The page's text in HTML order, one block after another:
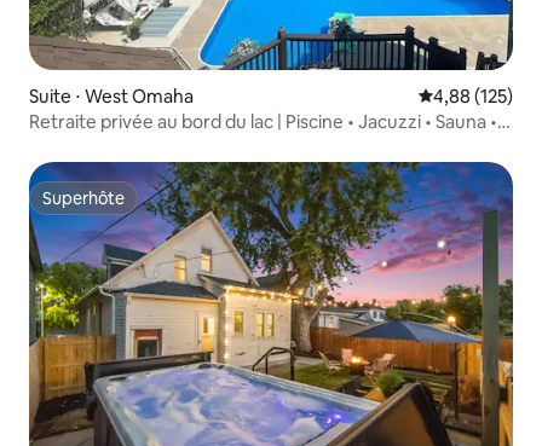
Suite ⋅ West Omaha Évaluation
4,88 (125)
Retraite privée au bord du lac | Piscine • Jacuzzi • Sauna •
Superhôte
Superhôte